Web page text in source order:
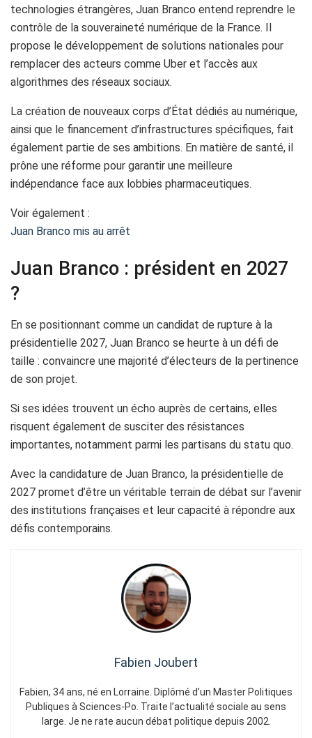
technologies étrangères, Juan Branco entend reprendre le
contrôle de la souveraineté numérique de la France. Il
propose le développement de solutions nationales pour
remplacer des acteurs comme Uber et l’accès aux
algorithmes des réseaux sociaux.
La création de nouveaux corps d’État dédiés au numérique,
ainsi que le financement d’infrastructures spécifiques, fait
également partie de ses ambitions. En matière de santé, il
prône une réforme pour garantir une meilleure
indépendance face aux lobbies pharmaceutiques.
Voir également :
Juan Branco mis au arrêt
Juan Branco : président en 2027
?
En se positionnant comme un candidat de rupture à la
présidentielle 2027, Juan Branco se heurte à un défi de
taille : convaincre une majorité d’électeurs de la pertinence
de son projet.
Si ses idées trouvent un écho auprès de certains, elles
risquent également de susciter des résistances
importantes, notamment parmi les partisans du statu quo.
Avec la candidature de Juan Branco, la présidentielle de
2027 promet d’être un véritable terrain de débat sur l’avenir
des institutions françaises et leur capacité à répondre aux
défis contemporains.
Fabien Joubert
Fabien, 34 ans, né en Lorraine. Diplômé d’un Master Politiques
Publiques à Sciences-Po. Traite l’actualité sociale au sens
large. Je ne rate aucun débat politique depuis 2002.